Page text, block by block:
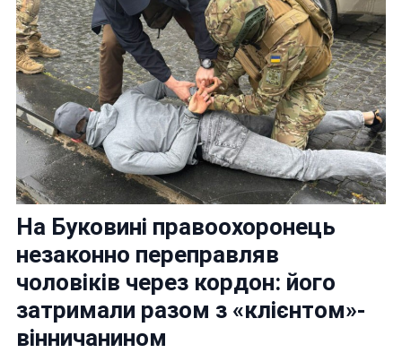
На Буковині правоохоронець
незаконно переправляв
чоловіків через кордон: його
затримали разом з «клієнтом»-
вінничанином